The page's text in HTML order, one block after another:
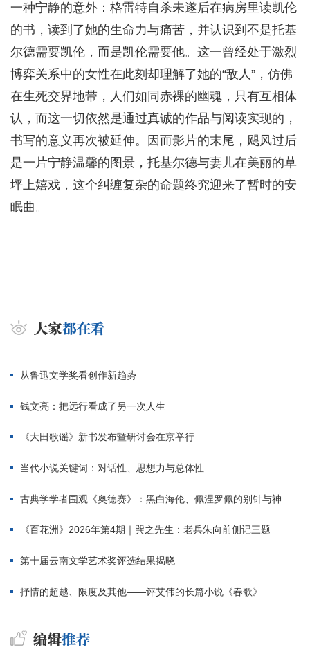
一种宁静的意外：格雷特自杀未遂后在病房里读凯伦
的书，读到了她的生命力与痛苦，并认识到不是托基
尔德需要凯伦，而是凯伦需要他。这一曾经处于激烈
博弈关系中的女性在此刻却理解了她的“敌人”，仿佛
在生死交界地带，人们如同赤裸的幽魂，只有互相体
认，而这一切依然是通过真诚的作品与阅读实现的，
书写的意义再次被延伸。因而影片的末尾，飓风过后
是一片宁静温馨的图景，托基尔德与妻儿在美丽的草
坪上嬉戏，这个纠缠复杂的命题终究迎来了暂时的安
眠曲。
从鲁迅文学奖看创作新趋势
钱文亮：把远行看成了另一次人生
《大田歌谣》新书发布暨研讨会在京举行
当代小说关键词：对话性、思想力与总体性
古典学学者围观《奥德赛》：黑白海伦、佩涅罗佩的别针与神秘入侵者
《百花洲》2026年第4期｜巽之先生：老兵朱向前侧记三题
第十届云南文学艺术奖评选结果揭晓
抒情的超越、限度及其他——评艾伟的长篇小说《春歌》